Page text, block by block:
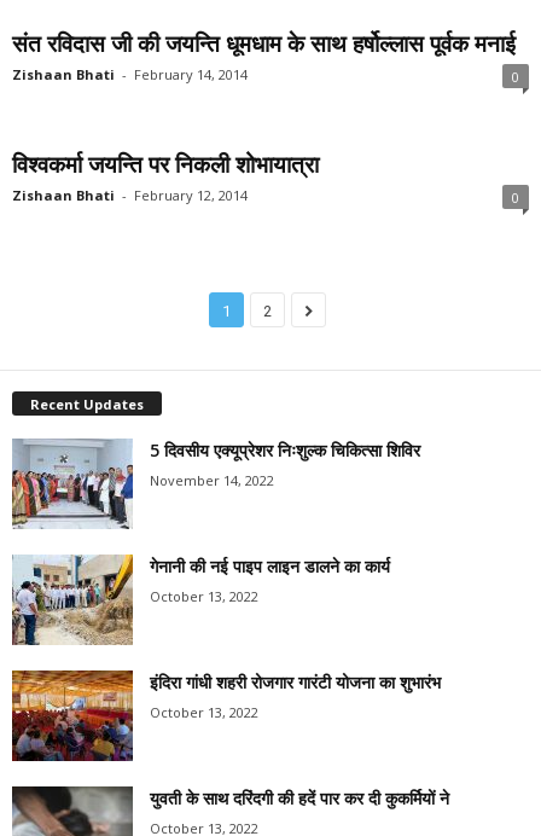
संत रविदास जी की जयन्ति धूमधाम के साथ हर्षोल्लास पूर्वक मनाई
Zishaan Bhati - February 14, 2014 0
विश्वकर्मा जयन्ति पर निकली शोभायात्रा
Zishaan Bhati - February 12, 2014 0
1 2
Recent Updates
5 दिवसीय एक्यूप्रेशर निःशुल्क चिकित्सा शिविर
November 14, 2022
गेनानी की नई पाइप लाइन डालने का कार्य
October 13, 2022
इंदिरा गांधी शहरी रोजगार गारंटी योजना का शुभारंभ
October 13, 2022
युवती के साथ दरिंदगी की हदें पार कर दी कुकर्मियों ने
October 13, 2022